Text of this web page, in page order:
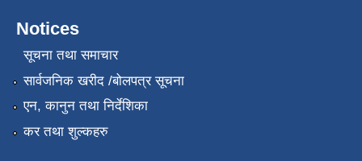
Notices
सूचना तथा समाचार
सार्वजनिक खरीद /बोलपत्र सूचना
एन, कानुन तथा निर्देशिका
कर तथा शुल्कहरु